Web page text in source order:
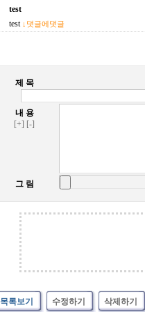
test
test ↓댓글에댓글
제 목
내 용
[+] [-]
그 림
목록보기 수정하기 삭제하기